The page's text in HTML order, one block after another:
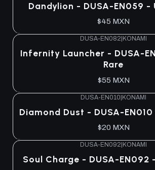
Dandylion - DUSA-EN059 -
$45 MXN
DUSA-EN082 KONAMI
Infernity Launcher - DUSA-
Rare
$55 MXN
DUSA-EN010|KONAMI
Diamond Dust - DUSA-
$20 MXN
DUSA-EN092 KONAMI
Soul Charge - DUSA-EN092